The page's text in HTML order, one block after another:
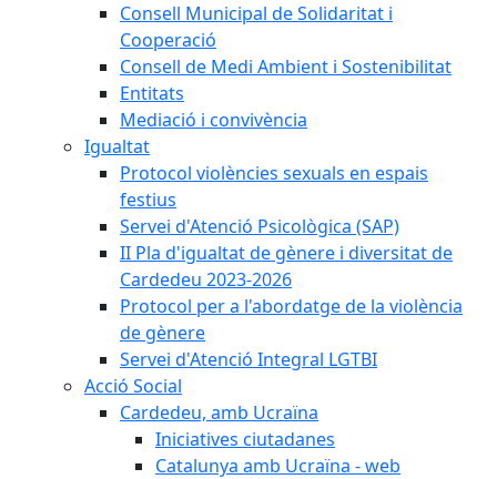
Consell Municipal de Solidaritat i
Cooperació
Consell de Medi Ambient i Sostenibilitat
Entitats
Mediació i convivència
Igualtat
Protocol violències sexuals en espais
festius
Servei d'Atenció Psicològica (SAP)
II Pla d'igualtat de gènere i diversitat de
Cardedeu 2023-2026
Protocol per a l'abordatge de la violència
de gènere
Servei d'Atenció Integral LGTBI
Acció Social
Cardedeu, amb Ucraïna
Iniciatives ciutadanes
Catalunya amb Ucraïna - web